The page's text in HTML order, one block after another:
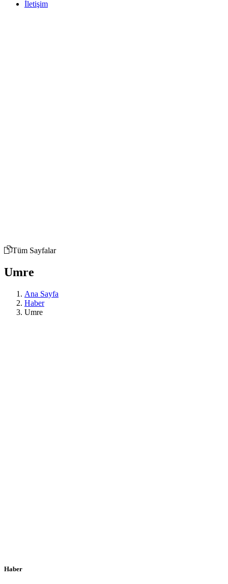
İletişim
Tüm Sayfalar
Umre
Ana Sayfa
Haber
Umre
Haber